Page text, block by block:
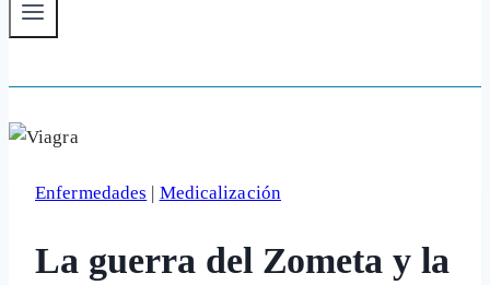
Enfermedades | Medicalización
La guerra del Zometa y la